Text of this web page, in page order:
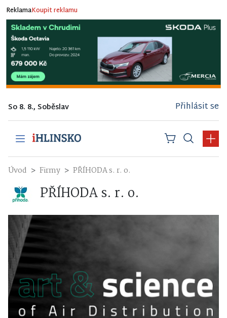
ReklamaKoupit reklamu
So 8. 8., Soběslav Přihlásit se
Úvod Firmy PŘÍHODA s. r. o.
PŘÍHODA s. r. o.